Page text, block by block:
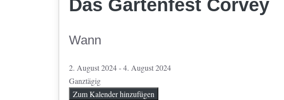
Das Gartenfest Corvey
Wann
2. August 2024 - 4. August 2024
Ganztägig
Zum Kalender hinzufügen